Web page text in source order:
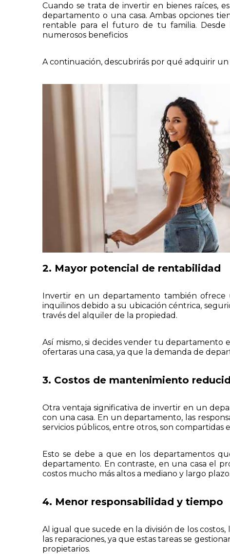
Cuando se trata de invertir en bienes raíces,
departamento o una casa. Ambas opciones
rentable para el futuro de tu familia. Desde
numerosos beneficios
A continuación, descubrirás por qué adquirir
2. Mayor potencial de rentabilidad
Invertir en un departamento también ofrece
inquilinos debido a su ubicación céntrica,
través del alquiler de la propiedad.
Así mismo, si decides vender tu
ofertaras una casa, ya que la demanda de
3. Costos de mantenimiento
Otra ventaja significativa de invertir en un
con una casa. En un departamento, las
servicios públicos, entre otros, son
Esto se debe a que en los departamentos
departamento. En contraste, en una casa el
costos mucho más altos a mediano y largo plazo.
4. Menor responsabilidad y tiempo
Al igual que sucede en la división de los
las reparaciones, ya que estas tareas se
propietarios.